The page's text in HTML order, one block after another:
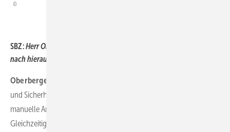
SBZ:Herr Oberberger, welche Vorteile ergeben sich Ihrer Meinung
nach hieraus für das SHK-Handwerk?
Oberberger:
und Sicherheit. Der automatische hydraulische Abgleich reduziert
manuelle Arbeitsschritte und sorgt für dauerhaft effiziente Anlagen.
Gleichzeitig können Betriebe ihren Kunden nachweislich moderne,